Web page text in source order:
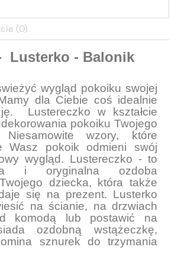
(0)
Lusterko - Balonik
wygląd pokoiku swojej
dla Ciebie coś idealnie
Lustereczko w kształcie
pokoiku Twojego
wzory, które
Wasz pokoik odmieni swój
wygląd. Lustereczko - to
i oryginalna ozdoba
dziecka, która także
się na prezent. Lusterko
na ścianie, na drzwiach
komodą lub postawić na
ozdobną wstążeczkę,
sznurek do trzymania